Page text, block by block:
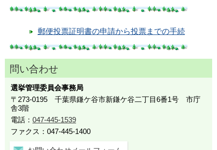
郵便投票証明書の申請から投票までの手続
問い合わせ
選挙管理委員会事務局
〒273-0195 千葉県鎌ケ谷市新鎌ケ谷二丁目6番1号 市庁
舎3階
電話： 047-445-1539
ファクス：047-445-1400